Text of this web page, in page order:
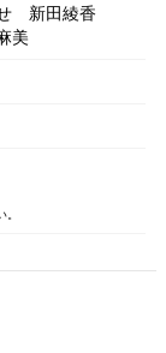
新田綾香
美